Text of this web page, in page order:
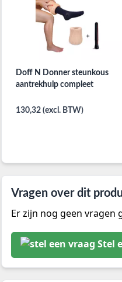
Doff N Donner steunkous
aantrekhulp compleet
130,32 (excl. BTW)
Vragen over dit
Er zijn nog geen vragen
Stel